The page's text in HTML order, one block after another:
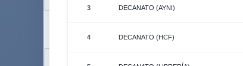
3 DECANATO (AYNI)
4 DECANATO (HCF)